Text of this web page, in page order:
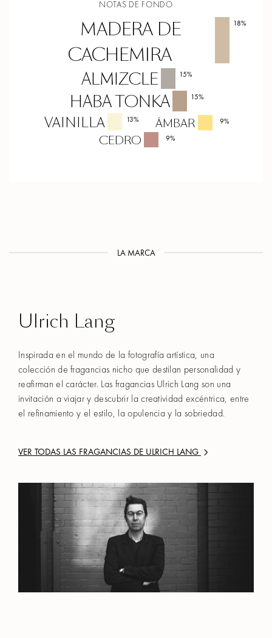
NOTAS DE FONDO
MADERA DE
CACHEMIRA
18%
ALMIZCLE 15%
HABA TONKA 15%
VAINILLA 13% ÁMBAR 9%
CEDRO 9%
LA MARCA
Ulrich Lang
Inspirada en el mundo de la fotografía artística, una
colección de fragancias nicho que destilan personalidad y
reafirman el carácter. Las fragancias Ulrich Lang son una
invitación a viajar y descubrir la creatividad excéntrica, entre
el refinamiento y el estilo, la opulencia y la sobriedad.
VER TODAS LAS FRAGANCIAS DE ULRICH LANG